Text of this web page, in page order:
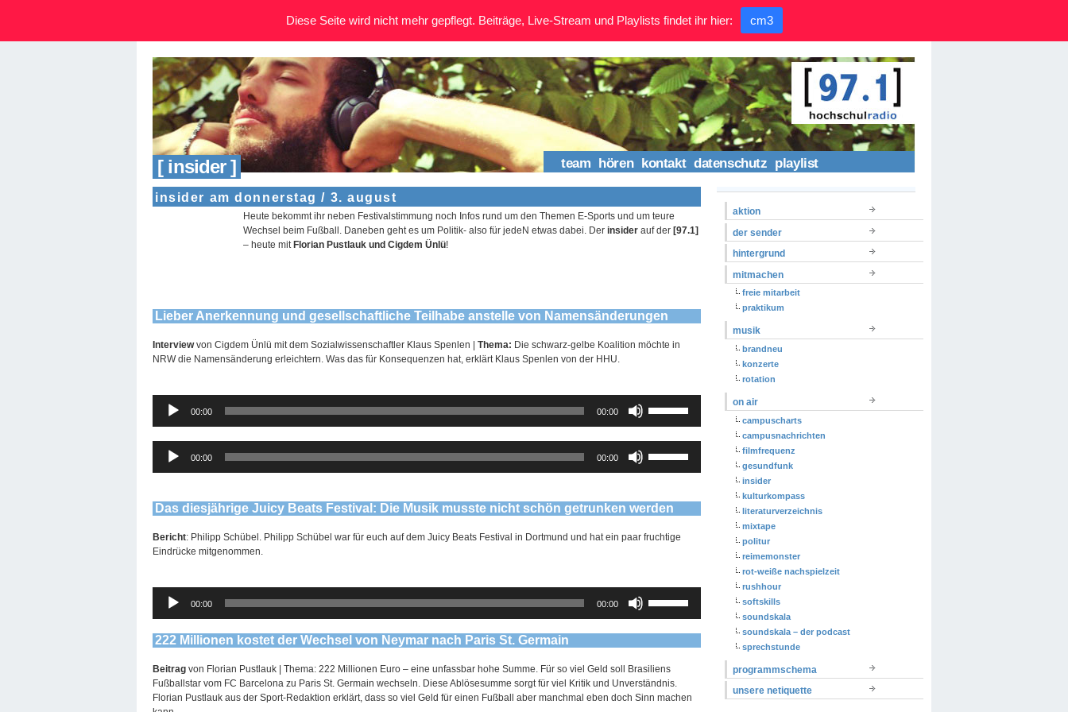
[ insider ] team hören kontakt datenschutz playlist
insider am donnerstag / 3. august
Heute bekommt ihr neben Festivalstimmung noch Infos rund um den Themen E-Sports und um teure
Wechsel beim Fußball. Daneben geht es um Politik- also für jedeN etwas dabei. Der insider auf der [97.1]
– heute mitFlorian Pustlauk und Cigdem Ünlü!
Lieber Anerkennung und gesellschaftliche Teilhabe anstelle von Namensänderungen
Interviewvon Cigdem Ünlü mit dem Sozialwissenschaftler Klaus Spenlen | Thema: Die schwarz-gelbe Koalition möchte in
NRW die Namensänderung erleichtern. Was das für Konsequenzen hat, erklärt Klaus Spenlen von der HHU.
Audio-
Player
00:00 00:00
Hoch/Runter
benutzen,
um
die
Lautstärke
regeln.
Audio-
Player
00:00 00:00
Hoch/Runter
benutzen,
die
Lautstärke
zu
Das diesjährige Juicy Beats Festival: Die Musik musste nicht schön getrunken werden
Bericht: Philipp Schübel. Philipp Schübel war für euch auf dem Juicy Beats Festival in Dortmund und hat ein paar fruchtige
Eindrücke mitgenommen.
Audio-
Player
00:00 00:00
Hoch/Runter
benutzen,
um
die
Lautstärke
zu
regeln.
222 Millionen kostet der Wechsel von Neymar nach Paris St. Germain
Beitrag von Florian Pustlauk | Thema: 222 Millionen Euro – eine unfassbar hohe Summe. Für so viel Geld soll Brasiliens
Fußballstar vom FC Barcelona zu Paris St. Germain wechseln. Diese Ablösesumme sorgt für viel Kritik und Unverständnis.
Florian Pustlauk aus der Sport-Redaktion erklärt, dass so viel Geld für einen Fußball aber manchmal eben doch Sinn machen
aktion
der sender
hintergrund
mitmachen
freie mitarbeit
praktikum
musik
brandneu
konzerte
rotation
on air
campuscharts
campusnachrichten
filmfrequenz
gesundfunk
insider
kulturkompass
literaturverzeichnis
mixtape
politur
reimemonster
rot-weiße nachspielzeit
rushhour
softskills
soundskala
soundskala – der podcast
sprechstunde
programmschema
unsere netiquette
Diese Seite wird nicht mehr gepflegt. Beiträge, Live-Stream und Playlists findet ihr hier: cm3